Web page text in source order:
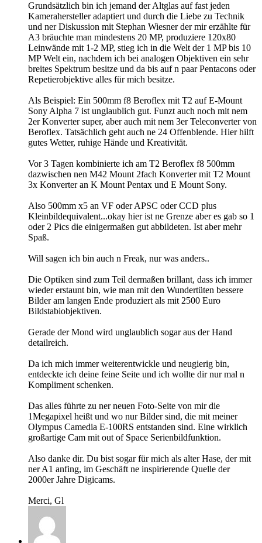
Grundsätzlich bin ich jemand der Altglas auf fast jeden
Kamerahersteller adaptiert und durch die Liebe zu Technik
und ner Diskussion mit Stephan Wiesner der mir erzählte für
A3 bräuchte man mindestens 20 MP, produziere 120x80
Leinwände mit 1-2 MP, stieg ich in die Welt der 1 MP bis 10
MP Welt ein, nachdem ich bei analogen Objektiven ein sehr
breites Spektrum besitze und da bis auf n paar Pentacons oder
Repetierobjektive alles für mich besitze.
Als Beispiel: Ein 500mm f8 Beroflex mit T2 auf E-Mount
Sony Alpha 7 ist unglaublich gut. Funzt auch noch mit nem
2er Konverter super, aber auch mit nem 3er Teleconverter von
Beroflex. Tatsächlich geht auch ne 24 Offenblende. Hier hilft
gutes Wetter, ruhige Hände und Kreativität.
Vor 3 Tagen kombinierte ich am T2 Beroflex f8 500mm
dazwischen nen M42 Mount 2fach Konverter mit T2 Mount
3x Konverter an K Mount Pentax und E Mount Sony.
Also 500mm x5 an VF oder APSC oder CCD plus
Kleinbildequivalent...okay hier ist ne Grenze aber es gab so 1
oder 2 Pics die einigermaßen gut abbildeten. Ist aber mehr
Spaß.
Will sagen ich bin auch n Freak, nur was anders..
Die Optiken sind zum Teil dermaßen brillant, dass ich immer
wieder erstaunt bin, wie man mit den Wundertüten bessere
Bilder am langen Ende produziert als mit 2500 Euro
Bildstabiobjektiven.
Gerade der Mond wird unglaublich sogar aus der Hand
detailreich.
Da ich mich immer weiterentwickle und neugierig bin,
entdeckte ich deine feine Seite und ich wollte dir nur mal n
Kompliment schenken.
Das alles führte zu ner neuen Foto-Seite von mir die
1Megapixel heißt und wo nur Bilder sind, die mit meiner
Olympus Camedia E-100RS entstanden sind. Eine wirklich
großartige Cam mit out of Space Serienbildfunktion.
Also danke dir. Du bist sogar für mich als alter Hase, der mit
ner A1 anfing, im Geschäft ne inspirierende Quelle der
2000er Jahre Digicams.
Merci, Gl